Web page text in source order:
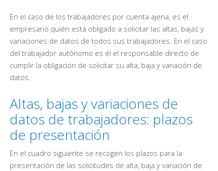
En el caso de los trabajadores por cuenta ajena, es el
empresario quién está obligado a solicitar las altas, bajas y
variaciones de datos de todos sus trabajadores. En el caso
del trabajador autónomo es él el responsable directo de
cumplir la obligación de solicitar su alta, baja y variación de
datos.
Altas, bajas y variaciones de
datos de trabajadores: plazos
de presentación
En el cuadro siguiente se recogen los plazos para la
presentación de las solicitudes de alta, baja y variación de